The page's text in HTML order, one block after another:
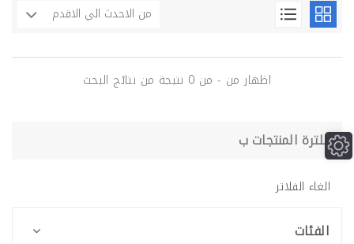
اظهار من - من 0 نتيجة من نتائج البحث
فلترة المنتجات ب
الغاء الفلاتر
الفئات